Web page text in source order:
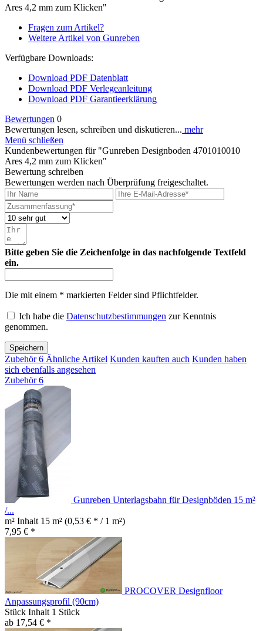
Ares 4,2 mm zum Klicken"
Fragen zum Artikel?
Weitere Artikel von Gunreben
Verfügbare Downloads:
Download PDF Datenblatt
Download PDF Verlegeanleitung
Download PDF Garantieerklärung
Bewertungen 0
Bewertungen lesen, schreiben und diskutieren... mehr
Menü schließen
Kundenbewertungen für "Gunreben Designboden 4701010010
Ares 4,2 mm zum Klicken"
Bewertung schreiben
Bewertungen werden nach Überprüfung freigeschaltet.
Bitte geben Sie die Zeichenfolge in das nachfolgende Textfeld
ein.
Die mit einem * markierten Felder sind Pflichtfelder.
Ich habe die Datenschutzbestimmungen zur Kenntnis
genommen.
Speichern
Zubehör6 Ähnliche Artikel Kunden kauften auch Kunden haben
sich ebenfalls angesehen
Zubehör6
Gunreben Unterlagsbahn für Designböden 15 m²
/...
m² Inhalt 15 m² (0,53 € * / 1 m²)
7,95 € *
PROCOVER Designfloor
Anpassungsprofil (90cm)
Stück Inhalt 1 Stück
ab 17,54 € *